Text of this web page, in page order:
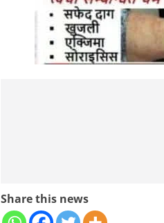
Share this news